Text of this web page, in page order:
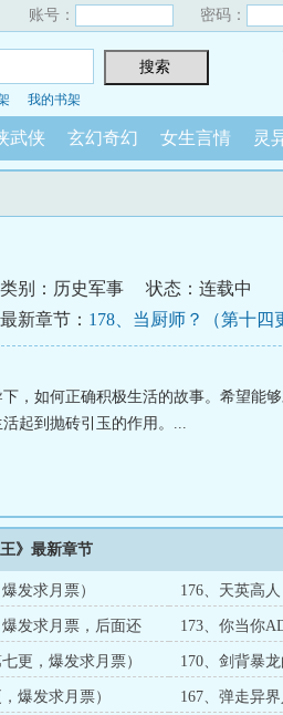
账号： 密码：
我的书架
武侠 玄幻奇幻 女生言情 灵
类别：历史军事
状态：连载中
最新章节： 178、当厨师？（第十四
发求月票）
，如何正确积极生活的故事。希望能
起到抛砖引玉的作用。...
王》最新章节
发求月票） 176、天英高
发求月票，后面还
173、你当你
更，爆发求月票） 170、剑背暴
爆发求月票）
167、弹走异